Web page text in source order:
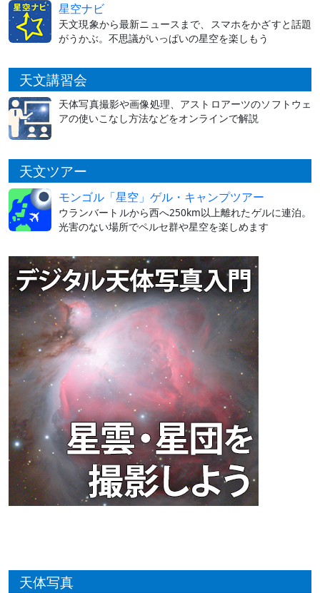
星空ナビ
天文現象から最新ニュースまで、スマホをかざすと話題
がうかぶ。不思議がいっぱいの星空を楽しもう
天文講習会
天体写真撮影や画像処理、アストロアーツのソフトウェ
アの使いこなし方法などをオンラインで解説
天文ツアー
モンゴル「星空」ゲル・キャンプツアー
ウランバートルから西へ250km以上離れたゲルに連泊。
光害のない場所でペルセ群や星空を楽しめます
天体写真